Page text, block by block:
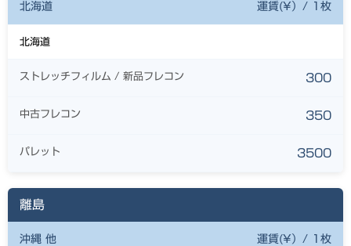
北海道 運賃(¥）/ 1枚
北海道
ストレッチフィルム / 新品フレコン 300
中古フレコン 350
パレット 3500
離島
沖縄 他 運賃(¥）/ 1枚